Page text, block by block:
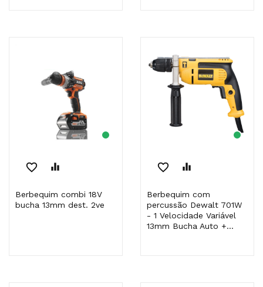
favorite_border equalizer
Berbequim combi 18V
bucha 13mm dest. 2ve
favorite_border equalizer
Berbequim com
percussão Dewalt 701W
- 1 Velocidade Variável
13mm Bucha Auto +...